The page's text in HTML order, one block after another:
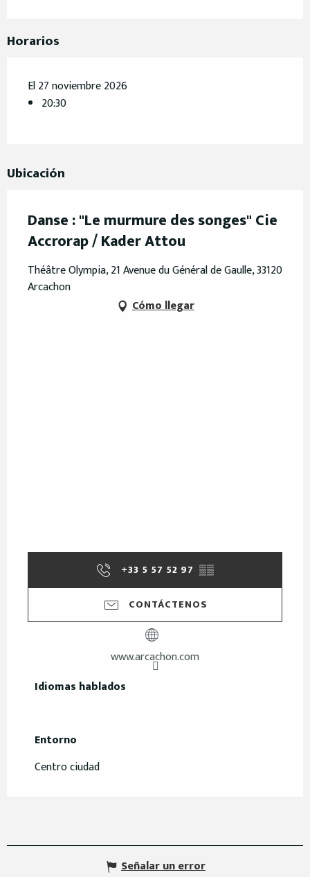
Horarios
El 27 noviembre 2026
20:30
Ubicación
Danse : "Le murmure des songes" Cie
Accrorap / Kader Attou
Théâtre Olympia, 21 Avenue du Général de Gaulle, 33120
Arcachon
Cómo llegar
+33 5 57 52 97 ▒▒
CONTÁCTENOS
www.arcachon.com
Idiomas hablados
Idiomas hablados
Entorno
Entorno
Centro ciudad
Señalar un error